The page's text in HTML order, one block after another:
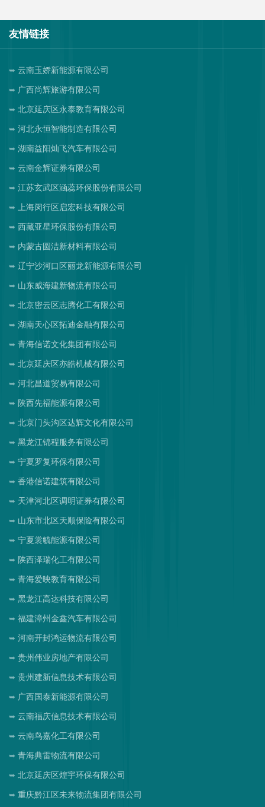
友情链接
云南玉娇新能源有限公司
广西尚辉旅游有限公司
北京延庆区永泰教育有限公司
河北永恒智能制造有限公司
湖南益阳灿飞汽车有限公司
云南金辉证券有限公司
江苏玄武区涵蕊环保股份有限公司
上海闵行区启宏科技有限公司
西藏亚星环保股份有限公司
内蒙古圆洁新材料有限公司
辽宁沙河口区丽龙新能源有限公司
山东威海建新物流有限公司
北京密云区志腾化工有限公司
湖南天心区拓迪金融有限公司
青海信诺文化集团有限公司
北京延庆区亦皓机械有限公司
河北昌道贸易有限公司
陕西先福能源有限公司
北京门头沟区达辉文化有限公司
黑龙江锦程服务有限公司
宁夏罗复环保有限公司
香港信诺建筑有限公司
天津河北区调明证券有限公司
山东市北区天顺保险有限公司
宁夏裳毓能源有限公司
陕西泽瑞化工有限公司
青海爱映教育有限公司
黑龙江高达科技有限公司
福建漳州金鑫汽车有限公司
河南开封鸿运物流有限公司
贵州伟业房地产有限公司
贵州建新信息技术有限公司
广西国泰新能源有限公司
云南福庆信息技术有限公司
云南鸟嘉化工有限公司
青海典雷物流有限公司
北京延庆区煌宇环保有限公司
重庆黔江区未来物流集团有限公司